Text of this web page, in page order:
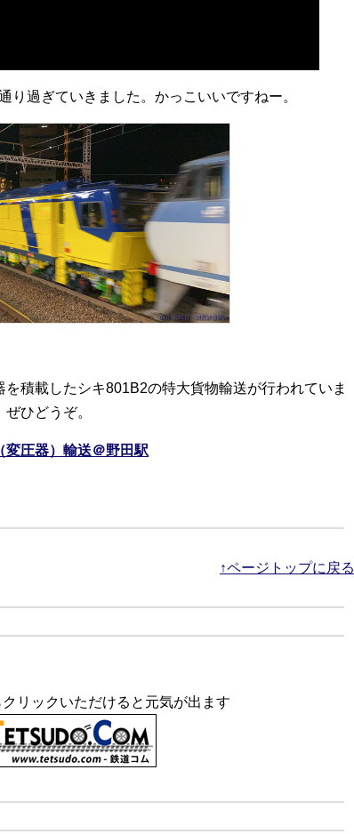
過ぎていきました。かっこいいですねー。
積載したシキ801B2の特大貨物輸送が行われていま
ひどうぞ。
圧器）輸送＠野田駅
↑ページトップに戻る
リックいただけると元気が出ます